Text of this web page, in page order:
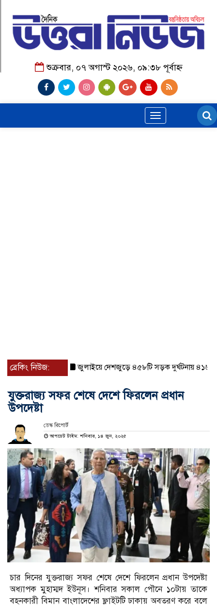
শুক্রবার, ০৭ অগাস্ট ২০২৬, ০৯:৩৮ পূর্বাহ্ন
Toggle
navigation
ব্রেকিং নিউজ: জুলাইয়ে দেশজুড়ে ৪৫৮টি সড়ক দুর্ঘটনায় ৪১৬ জন
যুক্তরাজ্য সফর শেষে দেশে ফিরলেন প্রধান
উপদেষ্টা
ডেস্ক রিপোর্ট
আপডেট টাইম: শনিবার, ১৪ জুন, ২০২৫
চার দিনের যুক্তরাজ্য সফর শেষে দেশে ফিরলেন প্রধান উপদেষ্টা
অধ্যাপক মুহাম্মদ ইউনূস। শনিবার সকাল পৌনে ১০টায় তাকে
বহনকারী বিমান বাংলাদেশের ফ্লাইটটি ঢাকায় অবতরণ করে বলে